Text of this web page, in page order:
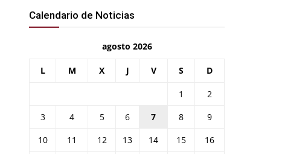
Calendario de Noticias
agosto 2026
L M X J V S D
1
2
3
4 5 6 7 8
9
10
11 12 13 14 15
16